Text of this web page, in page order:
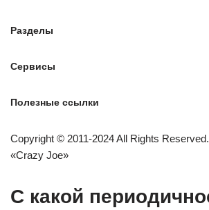
Разделы
Сервисы
Полезные ссылки
Copyright © 2011-2024 All Rights
«Crazy Joe»
С какой